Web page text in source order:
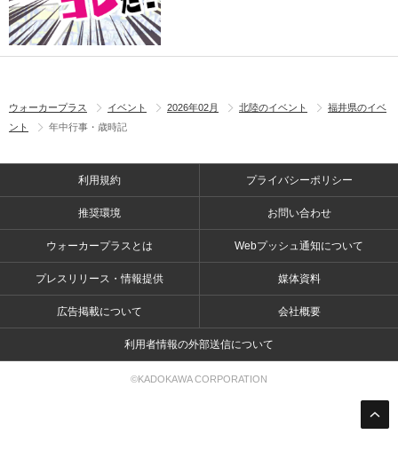
ウォーカープラス イベント 2026年02月 北陸のイベント
福井県のイベ
ント
年中行事・歳時記
利用規約 プライバシーポリシー
推奨環境 お問い合わせ
ウォーカープラスとは Webプッシュ通知について
プレスリリース・情報提供 媒体資料
広告掲載について 会社概要
利用者情報の外部送信について
©KADOKAWA CORPORATION